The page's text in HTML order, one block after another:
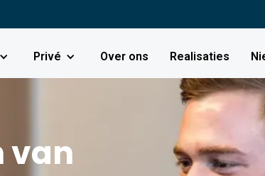
Privé Over ons Realisaties
van